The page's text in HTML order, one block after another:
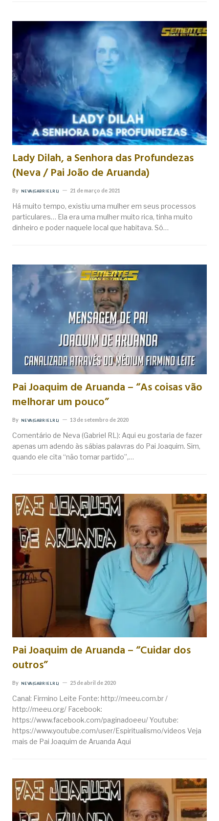
Lady Dilah, a Senhora das Profundezas
(Neva / Pai João de Aruanda)
By NEVA (GABRIEL RL) 21 de março de 2021
Há muito tempo, existiu uma mulher em seus processos
particulares… Ela era uma mulher muito rica, tinha muito
dinheiro e poder naquele local que habitava. Só…
Pai Joaquim de Aruanda – “As coisas vão
melhorar um pouco”
By NEVA (GABRIEL RL) 13 de setembro de 2020
Comentário de Neva (Gabriel RL): Aqui eu gostaria de fazer
apenas um adendo às sábias palavras do Pai Joaquim. Sim,
quando ele cita “não tomar partido”,…
Pai Joaquim de Aruanda – “Cuidar dos
outros”
By NEVA (GABRIEL RL) 25 de abril de 2020
Canal: Firmino Leite Fonte: http://meeu.com.br /
http://meeu.org/ Facebook:
https://www.facebook.com/paginadoeeu/ Youtube:
https://www.youtube.com/user/Espiritualismo/videos Veja
mais de Pai Joaquim de Aruanda Aqui